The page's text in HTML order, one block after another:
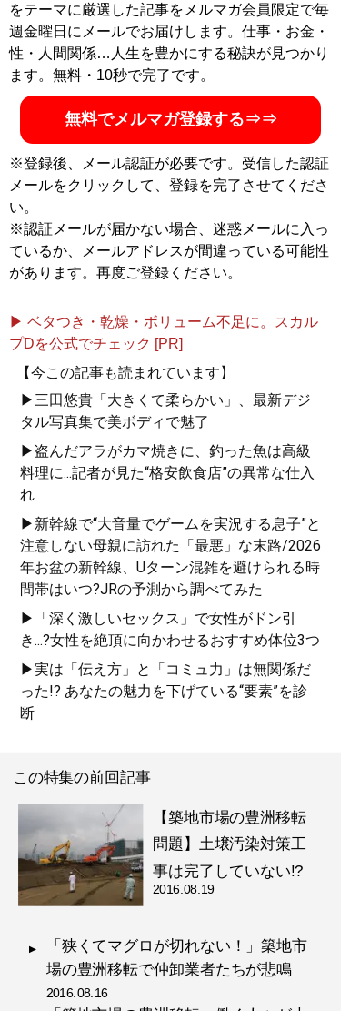
をテーマに厳選した記事をメルマガ会員限定で毎
週金曜日にメールでお届けします。仕事・お金・
性・人間関係…人生を豊かにする秘訣が見つかり
ます。無料・10秒で完了です。
無料でメルマガ登録する⇒⇒
※登録後、メール認証が必要です。受信した認証
メールをクリックして、登録を完了させてくださ
い。
※認証メールが届かない場合、迷惑メールに入っ
ているか、メールアドレスが間違っている可能性
があります。再度ご登録ください。
▶ ベタつき・乾燥・ボリューム不足に。スカル
プDを公式でチェック [PR]
【今この記事も読まれています】
▶三田悠貴「大きくて柔らかい」、最新デジ
タル写真集で美ボディで魅了
▶盗んだアラがカマ焼きに、釣った魚は高級
料理に...記者が見た“格安飲食店”の異常な仕入
れ
▶新幹線で“大音量でゲームを実況する息子”と
注意しない母親に訪れた「最悪」な末路/2026
年お盆の新幹線、Uターン混雑を避けられる時
間帯はいつ?JRの予測から調べてみた
▶「深く激しいセックス」で女性がドン引
き...?女性を絶頂に向かわせるおすすめ体位3つ
▶実は「伝え方」と「コミュ力」は無関係だ
った!? あなたの魅力を下げている“要素”を診
断
この特集の前回記事
【築地市場の豊洲移転
問題】土壌汚染対策工
事は完了していない!?
2016.08.19
「狭くてマグロが切れない！」築地市
場の豊洲移転で仲卸業者たちが悲鳴
2016.08.16